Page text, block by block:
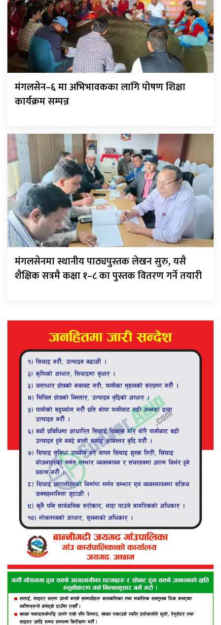
मंगलसेन–६ मा अभिभावकका लागि पोषण शिक्षा
कार्यक्रम सम्पन्न
मंगलसेनमा स्थानीय पाठ्यपुस्तक लेखन सुरु, यसै
शैक्षिक सत्रमै कक्षा १–८ का पुस्तक वितरण गर्ने तयारी